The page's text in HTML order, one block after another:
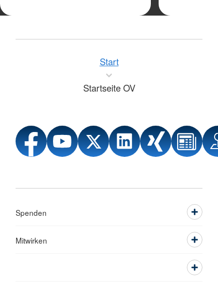
Start
Startseite OV
Spenden
Mitwirken